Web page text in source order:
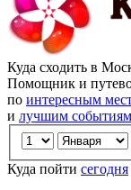
Куда сходить в
Помощник и
по интересным
и лучшим событиям
Куда пойти сегодня